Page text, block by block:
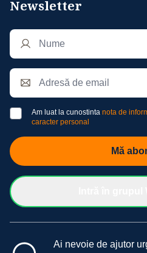
Newsletter
Am luat la cunostinta nota de
caracter personal
Mă
Ai nevoie de ajutor